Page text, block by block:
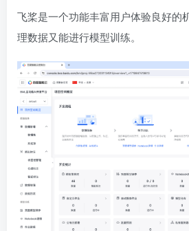
飞桨是一个功能丰富用户体验良好的
理数据又能进行模型训练。